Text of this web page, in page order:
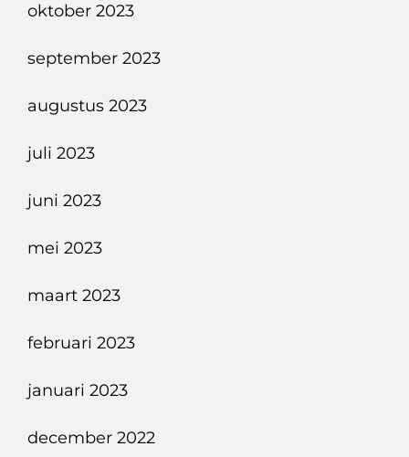
oktober 2023
september 2023
augustus 2023
juli 2023
juni 2023
mei 2023
maart 2023
februari 2023
januari 2023
december 2022